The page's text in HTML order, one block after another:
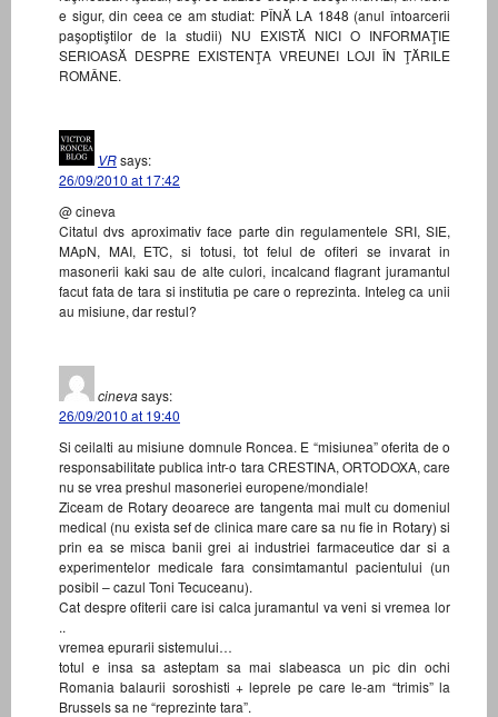
e sigur, din ceea ce am studiat: PÎNĂ LA 1848 (anul întoarcerii
paşoptiştilor de la studii) NU EXISTĂ NICI O INFORMAŢIE
SERIOASĂ DESPRE EXISTENŢA VREUNEI LOJI ÎN ŢĂRILE
ROMÂNE.
VRsays:
26/09/2010 at 17:42
@ cineva
Citatul dvs aproximativ face parte din regulamentele SRI, SIE,
MApN, MAI, ETC, si totusi, tot felul de ofiteri se invarat in
masonerii kaki sau de alte culori, incalcand flagrant juramantul
facut fata de tara si institutia pe care o reprezinta. Inteleg ca unii
au misiune, dar restul?
cinevasays:
26/09/2010 at 19:40
Si ceilalti au misiune domnule Roncea. E “misiunea” oferita de o
responsabilitate publica intr-o tara CRESTINA, ORTODOXA, care
nu se vrea preshul masoneriei europene/mondiale!
Ziceam de Rotary deoarece are tangenta mai mult cu domeniul
medical (nu exista sef de clinica mare care sa nu fie in Rotary) si
prin ea se misca banii grei ai industriei farmaceutice dar si a
experimentelor medicale fara consimtamantul pacientului (un
posibil – cazul Toni Tecuceanu).
Cat despre ofiterii care isi calca juramantul va veni si vremea lor
..
vremea epurarii sistemului…
totul e insa sa asteptam sa mai slabeasca un pic din ochi
Romania balaurii soroshisti + leprele pe care le-am “trimis” la
Brussels sa ne “reprezinte tara”.